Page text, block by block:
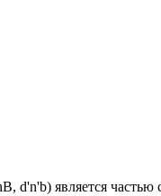
d'n'b) является